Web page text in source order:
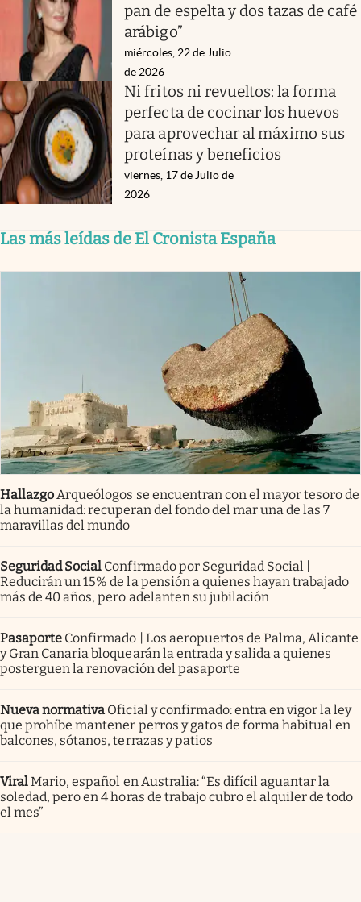
pan de espelta y dos tazas de café
arábigo”
miércoles, 22 de Julio
de 2026
Ni fritos ni revueltos: la forma
perfecta de cocinar los huevos
para aprovechar al máximo sus
proteínas y beneficios
viernes, 17 de Julio de
2026
Las más leídas de El Cronista España
Hallazgo Arqueólogos se encuentran con el mayor tesoro de
la humanidad: recuperan del fondo del mar una de las 7
maravillas del mundo
Seguridad Social Confirmado por Seguridad Social |
Reducirán un 15% de la pensión a quienes hayan trabajado
más de 40 años, pero adelanten su jubilación
Pasaporte Confirmado | Los aeropuertos de Palma, Alicante
y Gran Canaria bloquearán la entrada y salida a quienes
posterguen la renovación del pasaporte
Nueva normativa Oficial y confirmado: entra en vigor la ley
que prohíbe mantener perros y gatos de forma habitual en
balcones, sótanos, terrazas y patios
ViralMario, español en Australia: “Es difícil aguantar la
soledad, pero en 4 horas de trabajo cubro el alquiler de todo
el mes”